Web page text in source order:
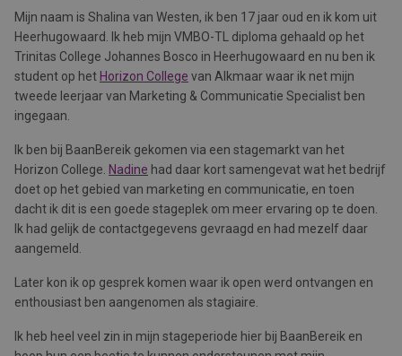
Mijn naam is Shalina van Westen, ik ben 17 jaar oud en ik kom uit
Heerhugowaard. Ik heb mijn VMBO-TL diploma gehaald op het
Trinitas College Johannes Bosco in Heerhugowaard en nu ben ik
student op het Horizon College van Alkmaar waar ik net mijn
tweede leerjaar van Marketing & Communicatie Specialist ben
ingegaan.
Ik ben bij BaanBereik gekomen via een stagemarkt van het
Horizon College. Nadine had daar kort samengevat wat het bedrijf
doet op het gebied van marketing en communicatie, en toen
dacht ik dit is een goede stageplek om meer ervaring op te doen.
Ik had gelijk de contactgegevens gevraagd en had mezelf daar
aangemeld.
Later kon ik op gesprek komen waar ik open werd ontvangen en
enthousiast ben aangenomen als stagiaire.
Ik heb heel veel zin in mijn stageperiode hier bij BaanBereik en